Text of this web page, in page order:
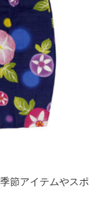
節アイテムやスポ